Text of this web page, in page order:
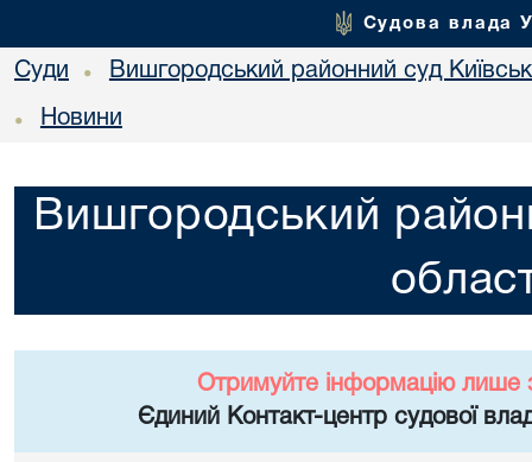
Судова влада
Суди • Вишгородський районний суд
• Новини
Вишгородський
Отримуйте інформацію лише
Єдиний Контакт-центр судової